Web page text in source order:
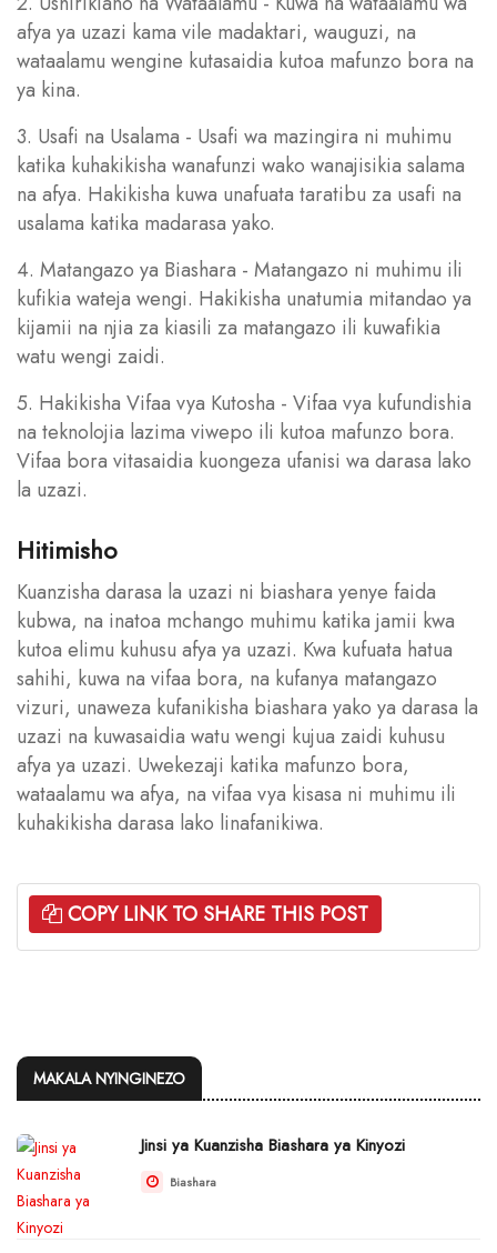
afya ya uzazi kama vile madaktari, wauguzi, na
wataalamu wengine kutasaidia kutoa mafunzo bora na
ya kina.
3. Usafi na Usalama - Usafi wa mazingira ni muhimu
katika kuhakikisha wanafunzi wako wanajisikia salama
na afya. Hakikisha kuwa unafuata taratibu za usafi na
usalama katika madarasa yako.
4. Matangazo ya Biashara - Matangazo ni muhimu ili
kufikia wateja wengi. Hakikisha unatumia mitandao ya
kijamii na njia za kiasili za matangazo ili kuwafikia
watu wengi zaidi.
5. Hakikisha Vifaa vya Kutosha - Vifaa vya kufundishia
na teknolojia lazima viwepo ili kutoa mafunzo bora.
Vifaa bora vitasaidia kuongeza ufanisi wa darasa lako
la uzazi.
Hitimisho
Kuanzisha darasa la uzazi ni biashara yenye faida
kubwa, na inatoa mchango muhimu katika jamii kwa
kutoa elimu kuhusu afya ya uzazi. Kwa kufuata hatua
sahihi, kuwa na vifaa bora, na kufanya matangazo
vizuri, unaweza kufanikisha biashara yako ya darasa la
uzazi na kuwasaidia watu wengi kujua zaidi kuhusu
afya ya uzazi. Uwekezaji katika mafunzo bora,
wataalamu wa afya, na vifaa vya kisasa ni muhimu ili
kuhakikisha darasa lako linafanikiwa.
COPY LINK TO SHARE THIS POST
MAKALA NYINGINEZO
Jinsi ya Kuanzisha Biashara ya Kinyozi
Biashara